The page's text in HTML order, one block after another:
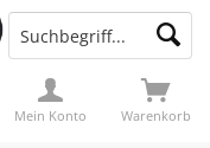
Warenkorb
Mein Konto